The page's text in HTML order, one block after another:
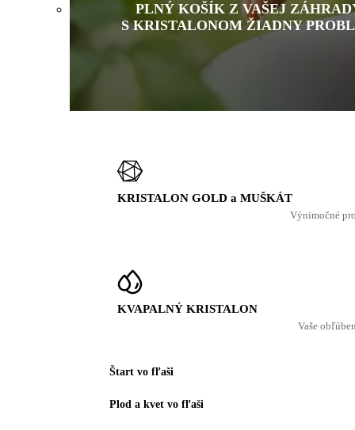
PLNÝ KOŠÍK Z VAŠEJ
S KRISTALONOM ŽIADNY
KRISTALON GOLD a MUŠKÁT
Výnimočné
KVAPALNÝ KRISTALON
Vaše
Štart vo fľaši
Plod a kvet vo fľaši